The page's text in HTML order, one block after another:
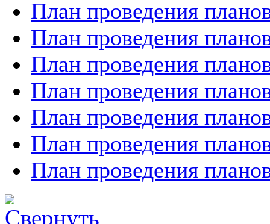
План проведения
План проведения
План проведения
План проведения
План проведения
План проведения
План проведения